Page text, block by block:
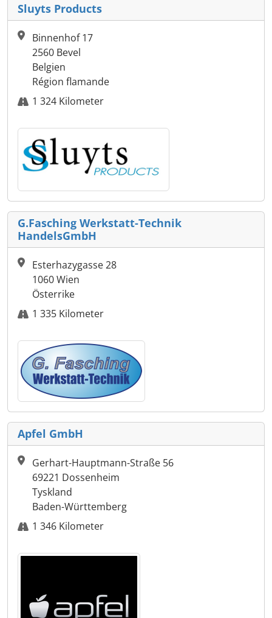
Sluyts Products
Binnenhof 17
2560 Bevel
Belgien
Région flamande
1 324 Kilometer
G.Fasching Werkstatt-Technik
HandelsGmbH
Esterhazygasse 28
1060 Wien
Österrike
1 335 Kilometer
Apfel GmbH
Gerhart-Hauptmann-Straße 56
69221 Dossenheim
Tyskland
Baden-Württemberg
1 346 Kilometer